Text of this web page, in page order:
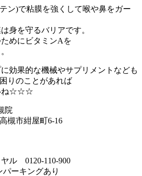
ン)で粘膜を強くして喉や鼻をガー
身を守るバリアです。
めにビタミンAを
効果的な機械やサプリメントなども
りのことがあれば
ね☆☆☆
院
市紺屋町6-16
ル 0120-110-900
ーキングあり